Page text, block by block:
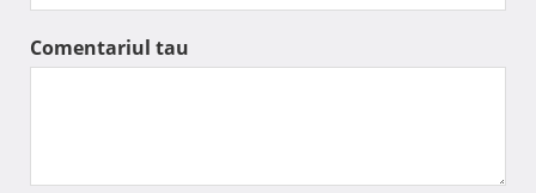
Comentariul tau